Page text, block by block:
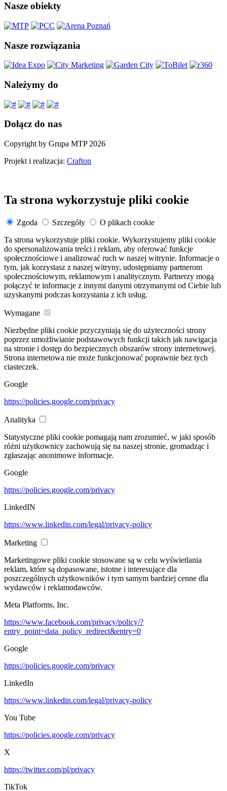
Nasze obiekty
Nasze rozwiązania
Należymy do
Dołącz do nas
Copyright by Grupa MTP 2026
Projekt i realizacja: Crafton
Ta strona wykorzystuje pliki cookie
Zgoda Szczegóły
O plikach cookie
Ta strona wykorzystuje pliki cookie. Wykorzystujemy pliki cookie
do spersonalizowania treści i reklam, aby oferować funkcje
społecznościowe i analizować ruch w naszej witrynie. Informacje o
tym, jak korzystasz z naszej witryny, udostępniamy partnerom
społecznościowym, reklamowym i analitycznym. Partnerzy mogą
połączyć te informacje z innymi danymi otrzymanymi od Ciebie lub
uzyskanymi podczas korzystania z ich usług.
Wymagane
Niezbędne pliki cookie przyczyniają się do użyteczności strony
poprzez umożliwianie podstawowych funkcji takich jak nawigacja
na stronie i dostęp do bezpiecznych obszarów strony internetowej.
Strona internetowa nie może funkcjonować poprawnie bez tych
ciasteczek.
Google
https://policies.google.com/privacy
Analityka
Statystyczne pliki cookie pomagają nam zrozumieć, w jaki sposób
różni użytkownicy zachowują się na naszej stronie, gromadząc i
zgłaszając anonimowe informacje.
Google
https://policies.google.com/privacy
LinkedIN
https://www.linkedin.com/legal/privacy-policy
Marketing
Marketingowe pliki cookie stosowane są w celu wyświetlania
reklam, które są dopasowane, istotne i interesujące dla
poszczególnych użytkowników i tym samym bardziej cenne dla
wydawców i reklamodawców.
Meta Platforms, Inc.
https://www.facebook.com/privacy/policy/?
entry_point=data_policy_redirect&entry=0
Google
https://policies.google.com/privacy
LinkedIn
https://www.linkedin.com/legal/privacy-policy
You Tube
https://policies.google.com/privacy
X
https://twitter.com/pl/privacy
TikTok